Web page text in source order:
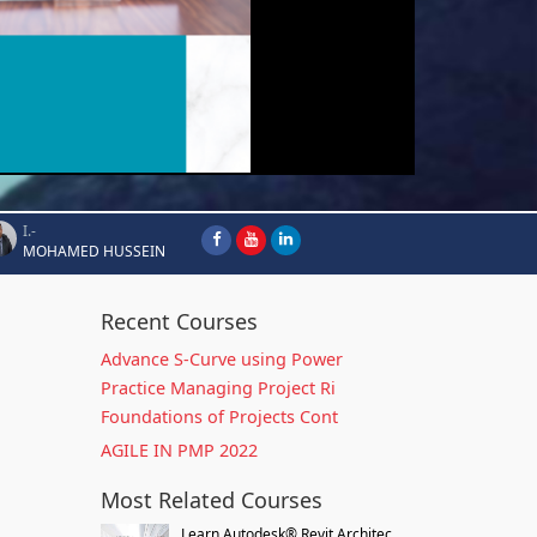
I.-
MOHAMED HUSSEIN
Recent Courses
Advance S-Curve using Power
Practice Managing Project Ri
Foundations of Projects Cont
AGILE IN PMP 2022
Most Related Courses